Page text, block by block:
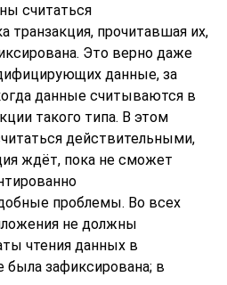
считаться
транзакция, прочитавшая их,
Это верно даже
данные, за
данные считываются в
такого типа. В этом
действительными,
ждёт, пока не сможет
проблемы. Во всех
не должны
чтения данных в
была зафиксирована; в